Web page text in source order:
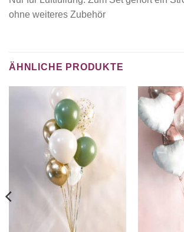
ohne weiteres Zubehör
ÄHNLICHE PRODUKTE